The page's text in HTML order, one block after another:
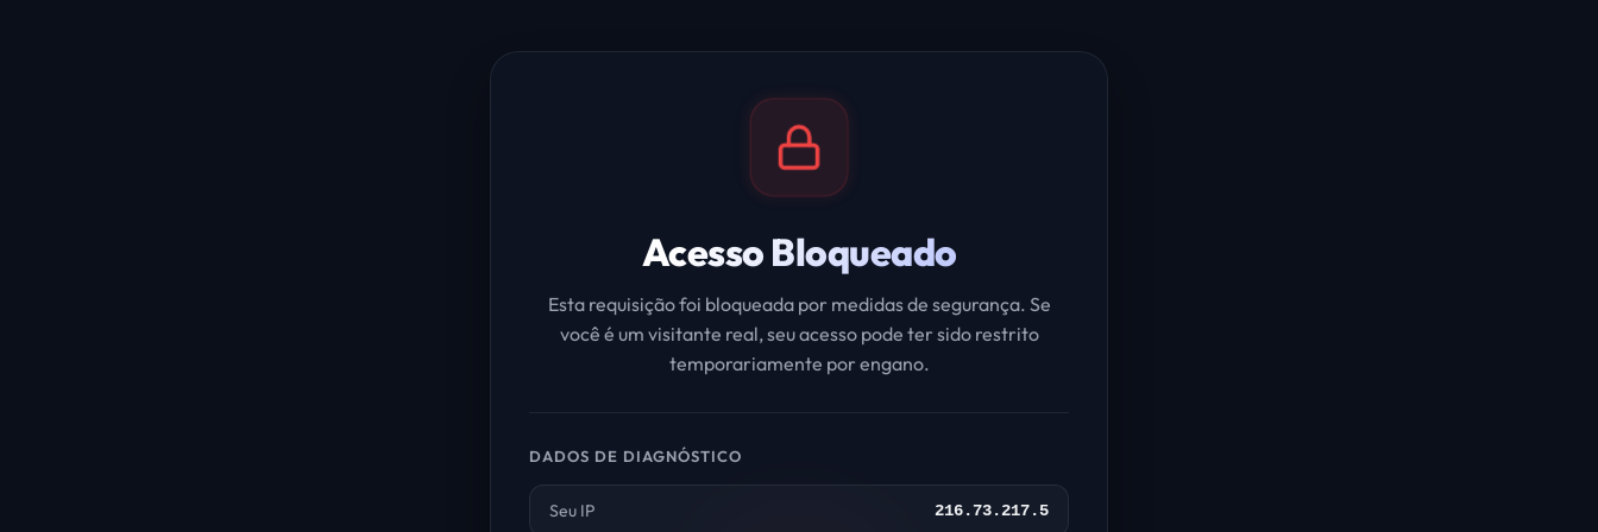
Acesso Bloqueado
Esta requisição foi bloqueada por medidas de segurança. Se
você é um visitante real, seu acesso pode ter sido restrito
temporariamente por engano.
DADOS DE DIAGNÓSTICO
Seu IP 216.73.217.5